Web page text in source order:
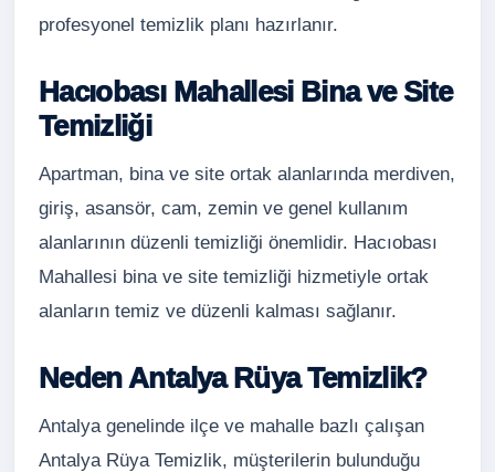
profesyonel temizlik planı hazırlanır.
Hacıobası Mahallesi Bina ve Site
Temizliği
Apartman, bina ve site ortak alanlarında merdiven,
giriş, asansör, cam, zemin ve genel kullanım
alanlarının düzenli temizliği önemlidir. Hacıobası
Mahallesi bina ve site temizliği hizmetiyle ortak
alanların temiz ve düzenli kalması sağlanır.
Neden Antalya Rüya Temizlik?
Antalya genelinde ilçe ve mahalle bazlı çalışan
Antalya Rüya Temizlik, müşterilerin bulunduğu